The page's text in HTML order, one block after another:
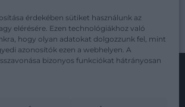
érdekében sütiket használunk az
elérésére. Ezen technológiákhoz való
hogy olyan adatokat dolgozzunk fel, mint
azonosítók ezen a webhelyen. A
bizonyos funkciókat hátrányosan